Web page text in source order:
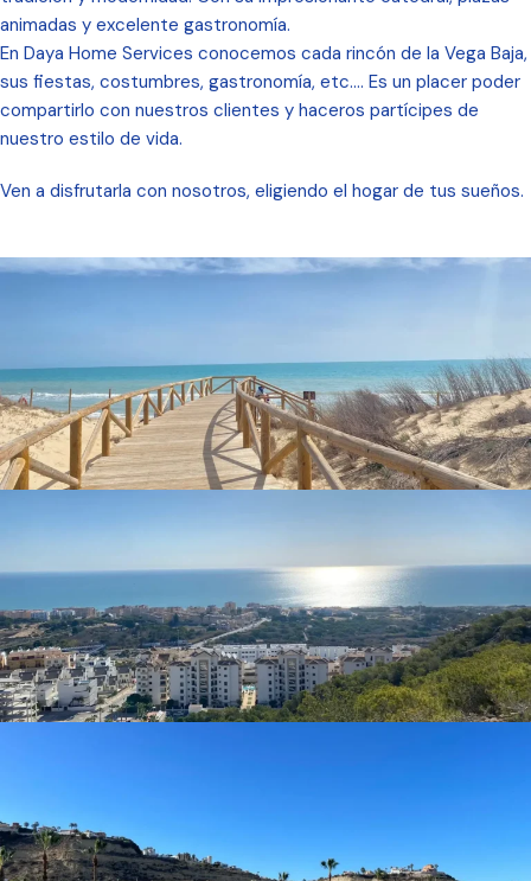
animadas y excelente gastronomía.
En Daya Home Services conocemos cada rincón de la Vega Baja,
sus fiestas, costumbres, gastronomía, etc…. Es un placer poder
compartirlo con nuestros clientes y haceros partícipes de
nuestro estilo de vida.
Ven a disfrutarla con nosotros, eligiendo el hogar de tus sueños.